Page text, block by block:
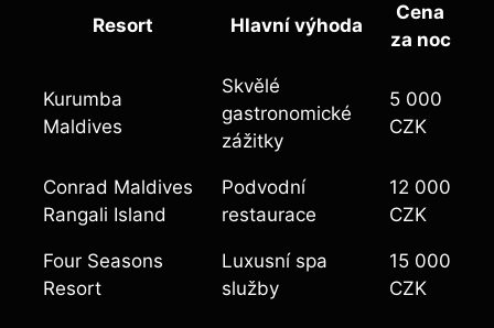
Resort Hlavní výhoda
Cena
za noc
Kurumba
Maldives
Skvělé
gastronomické
zážitky
5 000
CZK
Conrad Maldives
Rangali Island
Podvodní
restaurace
12 000
CZK
Four Seasons
Resort
Luxusní spa
služby
15 000
CZK